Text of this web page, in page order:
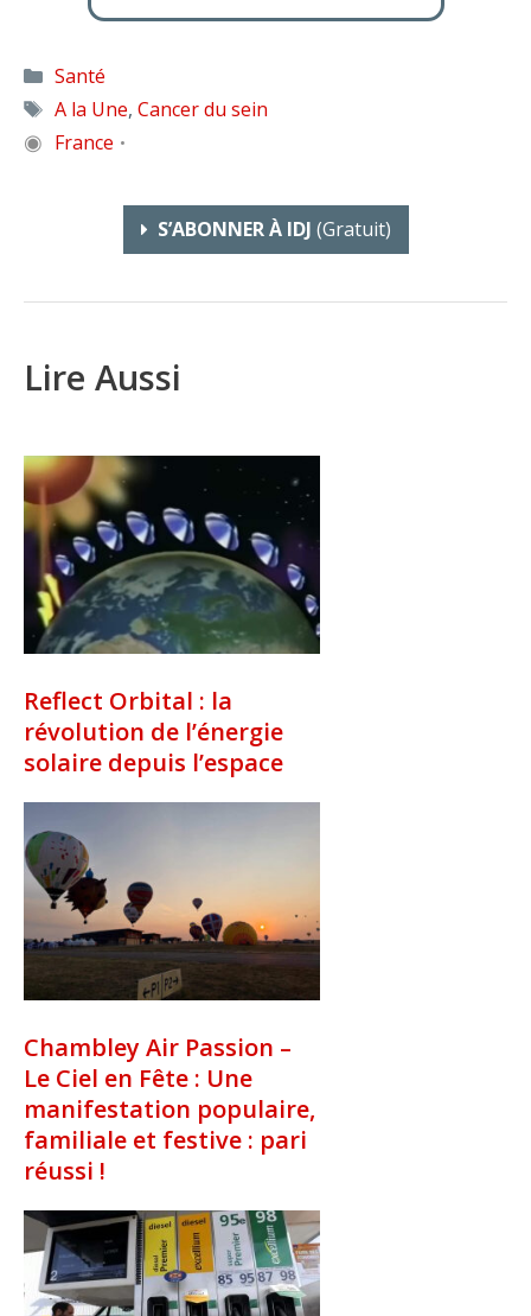
Catégories
Santé
Étiquettes
A la Une, Cancer du sein
◉ France •
S’ABONNER À IDJ (gratuit)
Lire Aussi
Reflect Orbital : la
révolution de l’énergie
solaire depuis l’espace
Chambley Air Passion –
Le Ciel en Fête : Une
manifestation populaire,
familiale et festive : pari
réussi !